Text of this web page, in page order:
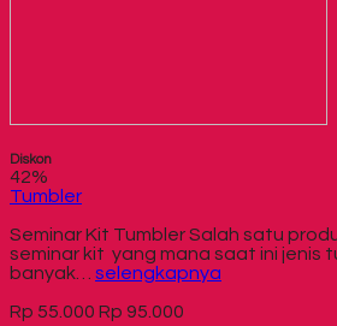
Diskon
42%
Tumbler
Seminar Kit Tumbler Salah satu
seminar kit yang mana saat ini jenis
banyak… selengkapnya
Rp 55.000 Rp 95.000